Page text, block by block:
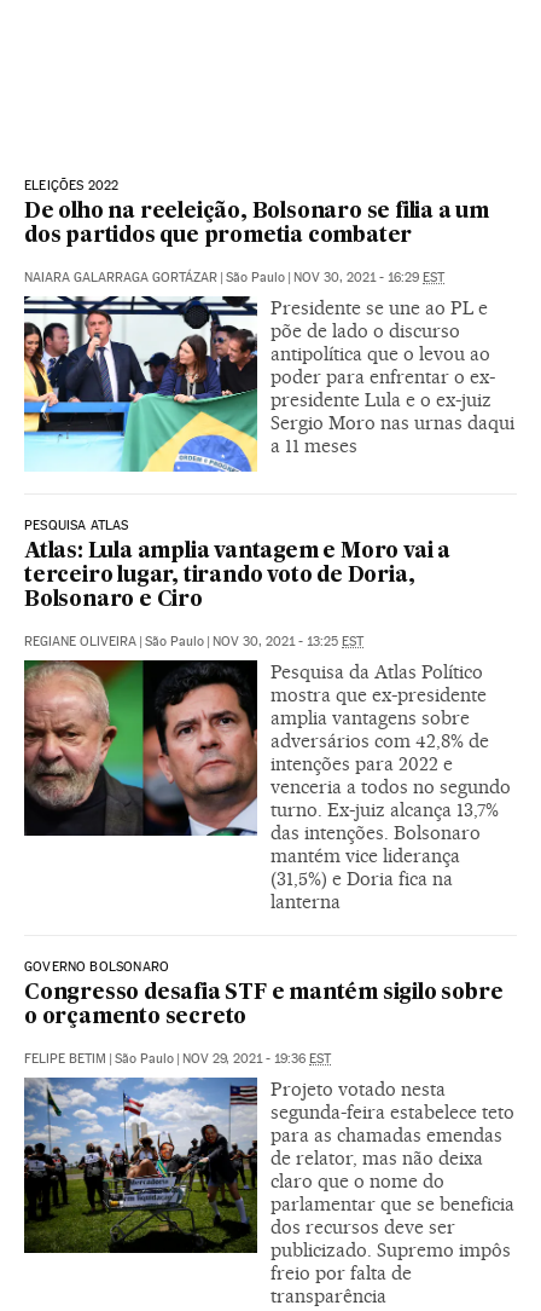
ELEIÇÕES 2022
De olho na reeleição, Bolsonaro se filia a um
dos partidos que prometia combater
NAIARA GALARRAGA GORTÁZAR São Paulo NOV 30, 2021 - 16:29 EST
Presidente se une ao PL e
põe de lado o discurso
antipolítica que o levou ao
poder para enfrentar o ex-
presidente Lula e o ex-juiz
Sergio Moro nas urnas daqui
a 11 meses
PESQUISA ATLAS
Atlas: Lula amplia vantagem e Moro vai a
terceiro lugar, tirando voto de Doria,
Bolsonaro e Ciro
REGIANE OLIVEIRA | São Paulo | NOV 30, 2021 - 13:25 EST
Pesquisa da Atlas Político
mostra que ex-presidente
amplia vantagens sobre
adversários com 42,8% de
intenções para 2022 e
venceria a todos no segundo
turno. Ex-juiz alcança 13,7%
das intenções. Bolsonaro
mantém vice liderança
(31,5%) e Doria fica na
lanterna
GOVERNO BOLSONARO
Congresso desafia STF e mantém sigilo sobre
o orçamento secreto
FELIPE BETIM | São Paulo | NOV 29, 2021 - 19:36 EST
Projeto votado nesta
segunda-feira estabelece teto
para as chamadas emendas
de relator, mas não deixa
claro que o nome do
parlamentar que se beneficia
dos recursos deve ser
publicizado. Supremo impôs
freio por falta de
transparência